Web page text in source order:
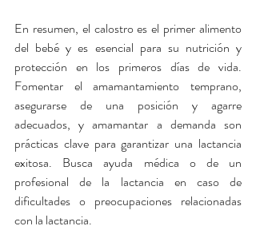
En resumen, el calostro es el primer alimento
del bebé y es esencial para su nutrición y
protección en los primeros días de vida.
Fomentar el amamantamiento temprano,
asegurarse de una posición y agarre
adecuados, y amamantar a demanda son
prácticas clave para garantizar una lactancia
exitosa. Busca ayuda médica o de un
profesional de la lactancia en caso de
dificultades o preocupaciones relacionadas
con la lactancia.